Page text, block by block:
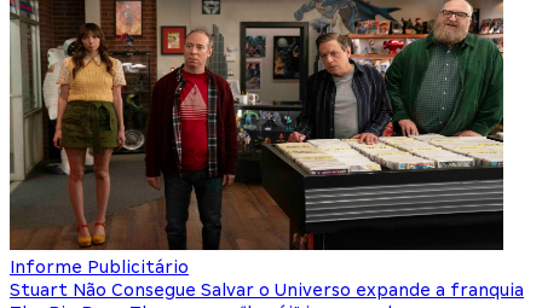
Informe Publicitário
Stuart Não Consegue Salvar o Universo expande a franquia